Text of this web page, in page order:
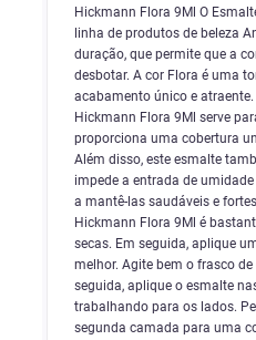
Hickmann Flora 9Ml O
linha de produtos de beleza
duração, que permite que a
desbotar. A cor Flora é uma
acabamento único e
Hickmann Flora 9Ml serve
proporciona uma cobertura
Além disso, este esmalte
impede a entrada de
a mantê-las saudáveis e
Hickmann Flora 9Ml é
secas. Em seguida, aplique
melhor. Agite bem o frasco
seguida, aplique o esmalte
trabalhando para os lados.
segunda camada para uma